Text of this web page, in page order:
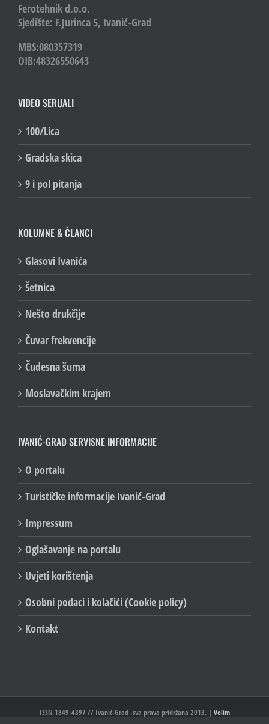
Ferotehnik d.o.o.
Sjedište: F.Jurinca 5, Ivanić-Grad
MBS:080357319
OIB:48326550643
VIDEO SERIJALI
100/Lica
Gradska skica
9 i pol pitanja
KOLUMNE & ČLANCI
Glasovi Ivanića
Šetnica
Nešto drukčije
Čuvar frekvencije
Čudesna šuma
Moslavačkim krajem
IVANIĆ-GRAD SERVISNE INFORMACIJE
O portalu
Turističke informacije Ivanić-Grad
Impressum
Oglašavanje na portalu
Uvjeti korištenja
Osobni podaci i kolačići (Cookie policy)
Kontakt
ISSN 1849-4897 // Ivanić-Grad -sva prava pridržana 2013. | Volim